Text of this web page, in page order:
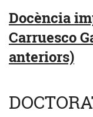
Docència
Carruesco
anteriors)